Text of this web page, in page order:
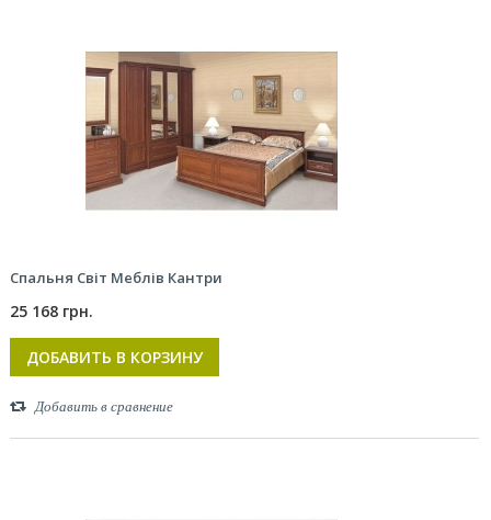
Спальня Світ Меблів Кантри
25 168 грн.
ДОБАВИТЬ В КОРЗИНУ
Добавить в сравнение